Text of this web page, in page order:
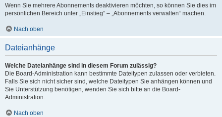
Wenn Sie mehrere Abonnements deaktivieren möchten, so können Sie dies im
persönlichen Bereich unter „Einstieg“ – „Abonnements verwalten“ machen.
Nach oben
Dateianhänge
Welche Dateianhänge sind in diesem Forum zulässig?
Die Board-Administration kann bestimmte Dateitypen zulassen oder verbieten.
Falls Sie sich nicht sicher sind, welche Dateitypen Sie anhängen können und
Sie Unterstützung benötigen, wenden Sie sich bitte an die Board-
Administration.
Nach oben